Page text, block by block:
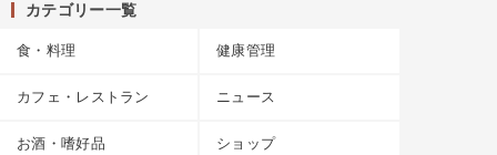
カテゴリー一覧
食・料理 健康管理
カフェ・レストラン ニュース
お酒・嗜好品 ショップ